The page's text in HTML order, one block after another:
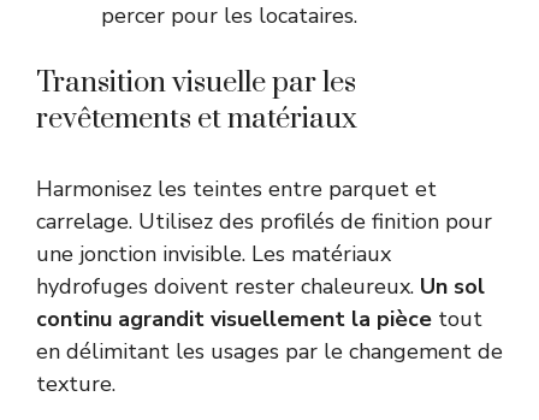
percer pour les locataires.
Transition visuelle par les
revêtements et matériaux
Harmonisez les teintes entre parquet et
carrelage. Utilisez des profilés de finition pour
une jonction invisible. Les matériaux
hydrofuges doivent rester chaleureux. Un sol
continu agrandit visuellement la pièce tout
en délimitant les usages par le changement de
texture.